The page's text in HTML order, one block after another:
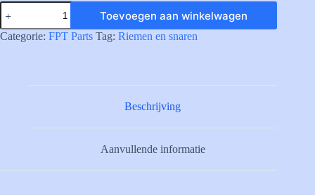
500086412
V-
BELT
aantal
Toevoegen aan winkelwagen
Categorie: FPT Parts Tag: Riemen en snaren
Beschrijving
Aanvullende informatie